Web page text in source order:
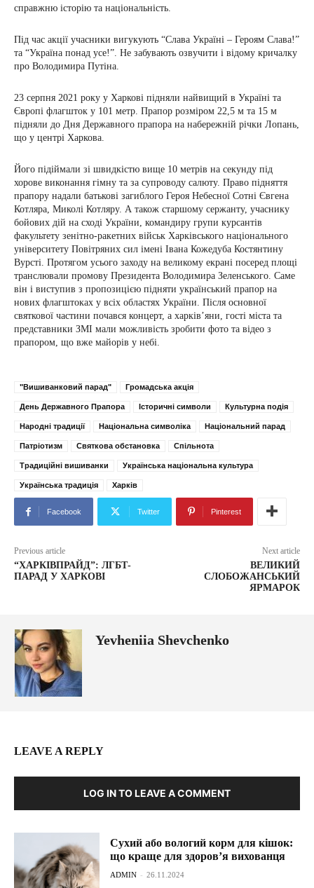
справжню історію та національність.
Під час акції учасники вигукують “Слава Україні – Героям Слава!”
та “Україна понад усе!”. Не забувають озвучити і відому кричалку
про Володимира Путіна.
23 серпня 2021 року у Харкові підняли найвищий в Україні та
Європі флагшток у 101 метр. Прапор розміром 22,5 м та 15 м
підняли до Дня Державного прапора на набережній річки Лопань,
що у центрі Харкова.
Його підіймали зі швидкістю вище 10 метрів на секунду під
хорове виконання гімну та за супроводу салюту. Право підняття
прапору надали батькові загиблого Героя Небесної Сотні Євгена
Котляра, Миколі Котляру. А також старшому сержанту, учаснику
бойових дій на сході України, командиру групи курсантів
факультету зенітно-ракетних військ Харківського національного
університету Повітряних сил імені Івана Кожедуба Костянтину
Вурсті. Протягом усього заходу на великому екрані посеред площі
транслювали промову Президента Володимира Зеленського. Саме
він і виступив з пропозицією підняти український прапор на
нових флагштоках у всіх областях України. Після основної
святкової частини почався концерт, а харків’яни, гості міста та
представники ЗМІ мали можливість зробити фото та відео з
прапором, що вже майорів у небі.
"Вишиванковий парад" Громадська акція
День Державного Прапора Історичні символи Культурна подія
Народні традиції Національна символіка Національний парад
Патріотизм Святкова обстановка Спільнота
Традиційні вишиванки Українська національна культура
Українська традиція Харків
Facebook Twitter Pinterest
Previous article
“ХАРКІВПРАЙД”: ЛГБТ-
ПАРАД У ХАРКОВІ
Next article
ВЕЛИКИЙ
СЛОБОЖАНСЬКИЙ
ЯРМАРОК
Yevheniia Shevchenko
LEAVE A REPLY
LOG IN TO LEAVE A COMMENT
Сухий або вологий корм для кішок:
що краще для здоров’я вихованця
ADMIN - 26.11.2024